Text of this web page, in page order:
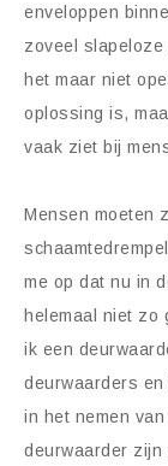
enveloppen
zoveel slapeloze
het maar niet
oplossing is,
vaak ziet bij
Mensen moeten
me op dat nu in
helemaal niet zo
ik een
deurwaarders
in het nemen
deurwaarder zijn